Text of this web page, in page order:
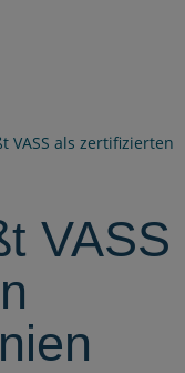
VASS als zertifizierten
VASS